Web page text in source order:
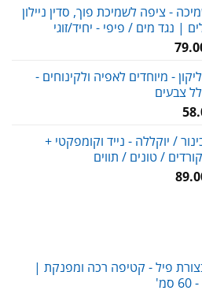
- ציפה לשמיכת פוך, סדין ניילון
| נגד מים / פיפי - יחיד/זוגי
טווח
עד
- מיוחדים לאפיה ולקינוחים -
המחיר
הוא:
58.00 ₪.
/ יוקללה - נייד וקומפקטי +
/ טונים / תווים
המחיר
פיל - קטיפה רכה ומפנקת |